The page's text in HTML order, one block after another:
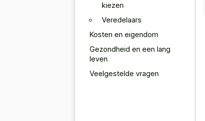
kiezen
Veredelaars
Kosten en eigendom
Gezondheid en een lang
leven
Veelgestelde vragen